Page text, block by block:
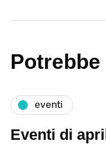
eventi
Eventi di